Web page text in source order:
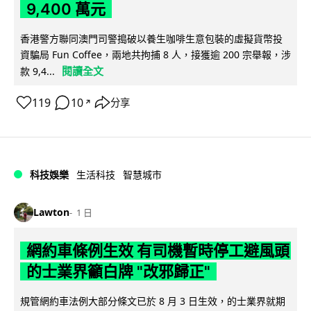
9,400 萬元
香港警方聯同澳門司警搗破以養生咖啡生意包裝的虛擬貨幣投
資騙局 Fun Coffee，兩地共拘捕 8 人，接獲逾 200 宗舉報，涉
款 9,4...
閱讀全文
119 10 ↗ 分享
科技娛樂 生活科技 智慧城市
Lawton 1 日
網約車條例生效 有司機暫時停工避風頭
的士業界籲白牌 "改邪歸正"
規管網約車法例大部分條文已於 8 月 3 日生效，的士業界就期